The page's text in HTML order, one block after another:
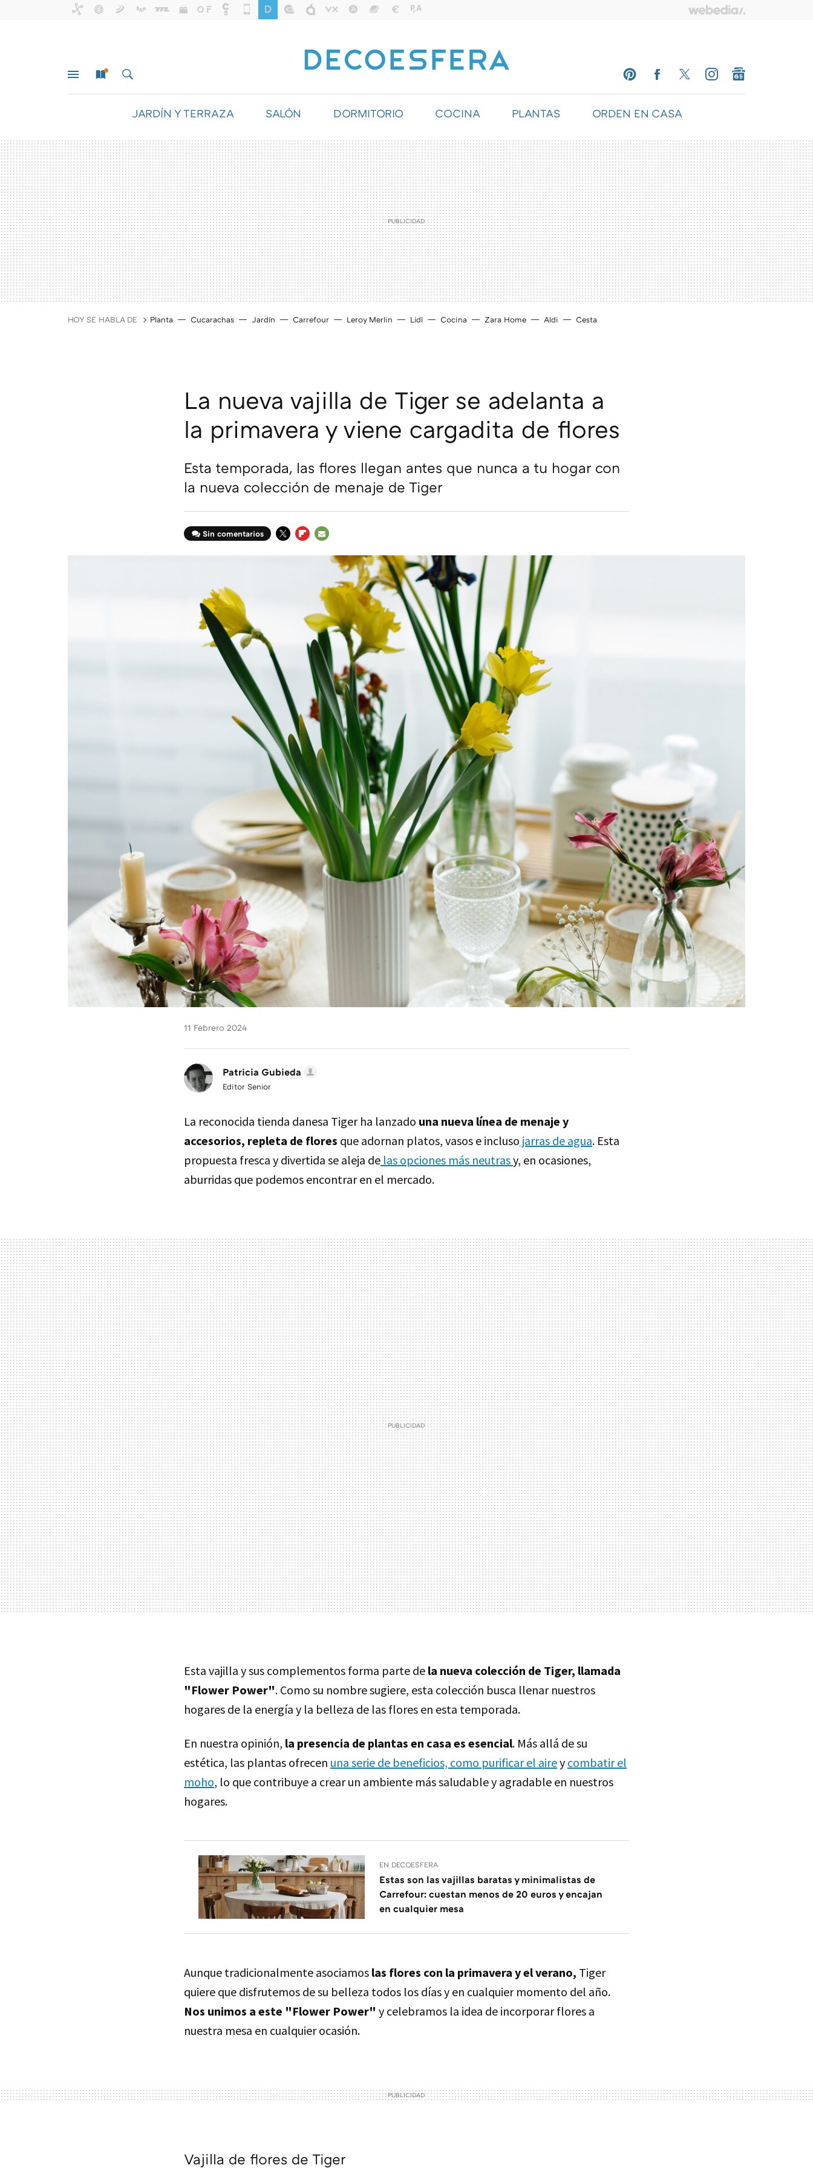
JARDÍN Y TERRAZA SALÓN DORMITORIO COCINA PLANTAS ORDEN EN CASA
ILUMINACIÓN
HOY SE HABLA DE Planta Cucarachas Jardín Carrefour Leroy Merlin Lidl Cocina Zara Home Aldi Cesta
La nueva vajilla de Tiger se adelanta a
la primavera y viene cargadita de flores
Esta temporada, las flores llegan antes que nunca a tu hogar con
la nueva colección de menaje de Tiger
Sin comentarios
MAIL
11 Febrero 2024
Patricia Gubieda
Editor Senior
La reconocida tienda danesa Tiger ha lanzado una nueva línea de menaje y
accesorios, repleta de flores que adornan platos, vasos e incluso jarras de agua. Esta
propuesta fresca y divertida se aleja de las opciones más neutrasy, en ocasiones,
aburridas que podemos encontrar en el mercado.
Esta vajilla y sus complementos forma parte de la nueva colección de Tiger, llamada
"Flower Power". Como su nombre sugiere, esta colección busca llenar nuestros
hogares de la energía y la belleza de las flores en esta temporada.
En nuestra opinión, la presencia de plantas en casa es esencial. Más allá de su
estética, las plantas ofrecen una serie de beneficios, como purificar el airey combatir el
moho, lo que contribuye a crear un ambiente más saludable y agradable en nuestros
hogares.
EN DECOESFERA
Estas son las vajillas baratas y minimalistas de
Carrefour: cuestan menos de 20 euros y encajan
en cualquier mesa
Aunque tradicionalmente asociamos las flores con la primavera y el verano, Tiger
quiere que disfrutemos de su belleza todos los días y en cualquier momento del año.
Nos unimos a este "Flower Power" y celebramos la idea de incorporar flores a
nuestra mesa en cualquier ocasión.
Vajilla de flores de Tiger